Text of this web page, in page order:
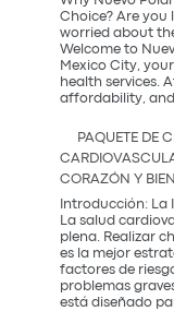
Choice? Are
worried about
Welcome to
Mexico City,
health services.
affordability, and
PAQUETE DE
CORAZÓN Y
Introducción:
La salud
plena. Realizar
es la mejor
factores de
problemas
está diseñado